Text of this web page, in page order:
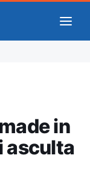
in
asculta